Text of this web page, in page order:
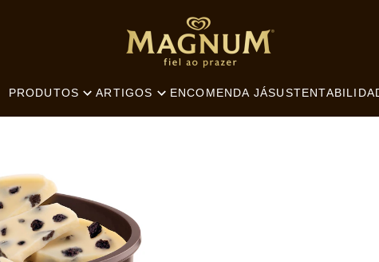
PRODUTOS ARTIGOS ENCOMENDA JÁ